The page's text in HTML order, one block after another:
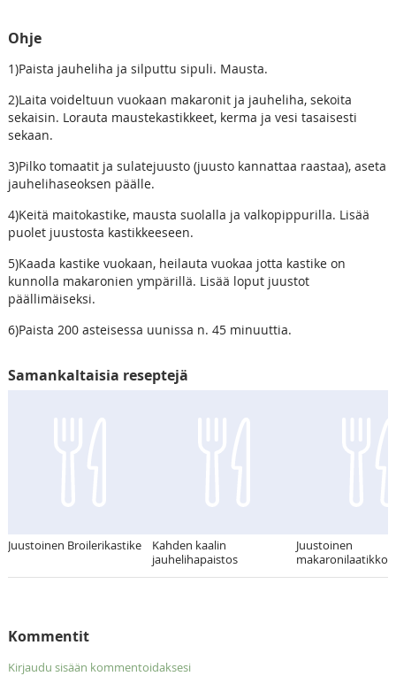
Ohje
1)Paista jauheliha ja silputtu sipuli. Mausta.
2)Laita voideltuun vuokaan makaronit ja jauheliha, sekoita
sekaisin. Lorauta maustekastikkeet, kerma ja vesi tasaisesti
sekaan.
3)Pilko tomaatit ja sulatejuusto (juusto kannattaa raastaa), aseta
jauhelihaseoksen päälle.
4)Keitä maitokastike, mausta suolalla ja valkopippurilla. Lisää
puolet juustosta kastikkeeseen.
5)Kaada kastike vuokaan, heilauta vuokaa jotta kastike on
kunnolla makaronien ympärillä. Lisää loput juustot
päällimäiseksi.
6)Paista 200 asteisessa uunissa n. 45 minuuttia.
Samankaltaisia reseptejä
Juustoinen Broilerikastike
Kahden kaalin
jauhelihapaistos
Juustoinen
makaronilaatikko
Kommentit
Kirjaudu sisään kommentoidaksesi